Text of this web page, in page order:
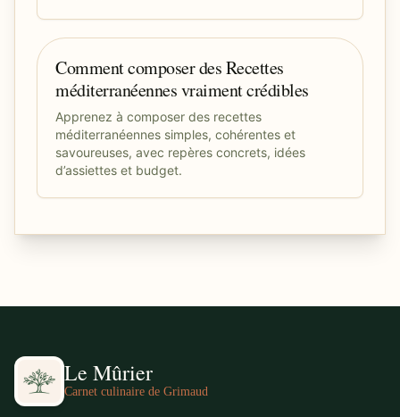
Comment composer des Recettes
méditerranéennes vraiment crédibles
Apprenez à composer des recettes
méditerranéennes simples, cohérentes et
savoureuses, avec repères concrets, idées
d’assiettes et budget.
Le Mûrier
Carnet culinaire de Grimaud